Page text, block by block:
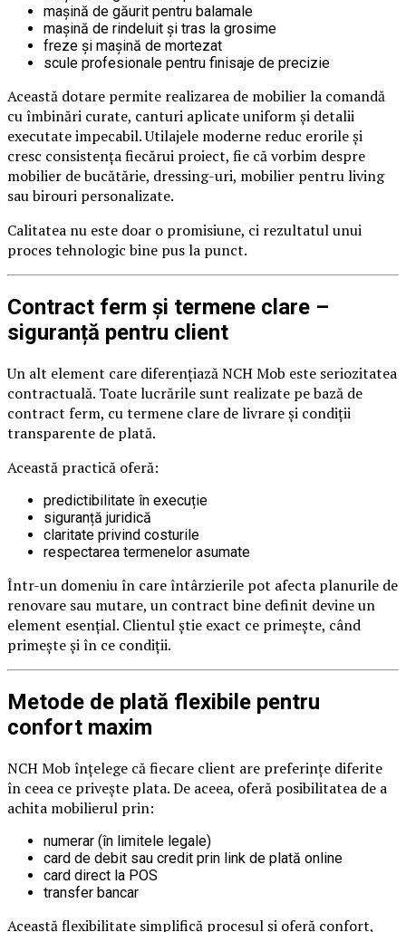
mașină de găurit pentru balamale
mașină de rindeluit și tras la grosime
freze și mașină de mortezat
scule profesionale pentru finisaje de precizie
Această dotare permite realizarea de mobilier la comandă
cu îmbinări curate, canturi aplicate uniform și detalii
executate impecabil. Utilajele moderne reduc erorile și
cresc consistența fiecărui proiect, fie că vorbim despre
mobilier de bucătărie, dressing-uri, mobilier pentru living
sau birouri personalizate.
Calitatea nu este doar o promisiune, ci rezultatul unui
proces tehnologic bine pus la punct.
Contract ferm și termene clare –
siguranță pentru client
Un alt element care diferențiază NCH Mob este seriozitatea
contractuală. Toate lucrările sunt realizate pe bază de
contract ferm, cu termene clare de livrare și condiții
transparente de plată.
Această practică oferă:
predictibilitate în execuție
siguranță juridică
claritate privind costurile
respectarea termenelor asumate
Într-un domeniu în care întârzierile pot afecta planurile de
renovare sau mutare, un contract bine definit devine un
element esențial. Clientul știe exact ce primește, când
primește și în ce condiții.
Metode de plată flexibile pentru
confort maxim
NCH Mob înțelege că fiecare client are preferințe diferite
în ceea ce privește plata. De aceea, oferă posibilitatea de a
achita mobilierul prin:
numerar (în limitele legale)
card de debit sau credit prin link de plată online
card direct la POS
transfer bancar
Această flexibilitate simplifică procesul și oferă confort,